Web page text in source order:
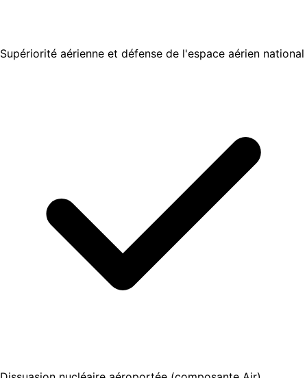
Supériorité aérienne et défense de l'espace aérien national